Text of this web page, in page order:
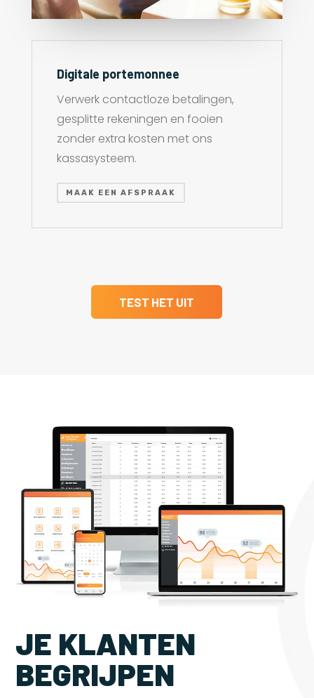
Digitale portemonnee
Verwerk contactloze betalingen,
gesplitte rekeningen en fooien
zonder extra kosten met ons
kassasysteem.
MAAK EEN AFSPRAAK
TEST HET UIT
JE KLANTEN
BEGRIJPEN